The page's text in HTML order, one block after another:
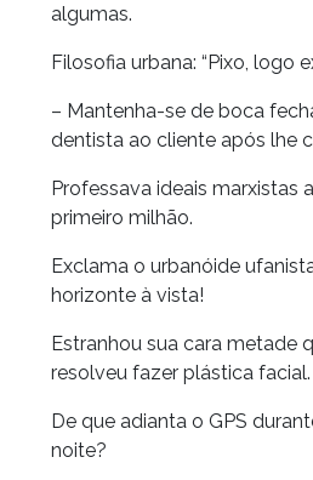
algumas.
Filosofia urbana: “Pixo, logo
– Mantenha-se de boca
dentista ao cliente após lhe
Professava ideais marxistas
primeiro milhão.
Exclama o urbanóide
horizonte à vista!
Estranhou sua cara metade
resolveu fazer plástica facial.
De que adianta o GPS
noite?